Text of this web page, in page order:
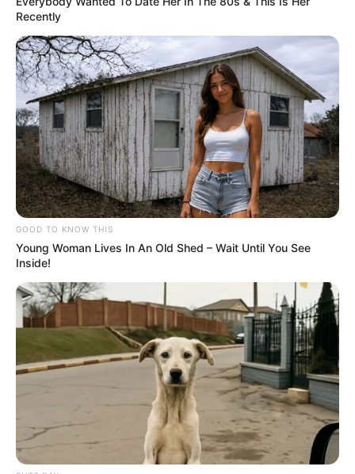
Recently
GOOD TO KNOW THIS
Young Woman Lives In An Old Shed – Wait Until You See
Inside!